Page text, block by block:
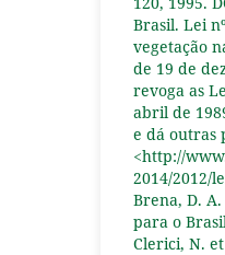
Brasil. Lei
vegetação
de 19 de
revoga as
abril de
e dá outras
<http://
2014/2012/
Brena, D.
para o
Clerici, N.